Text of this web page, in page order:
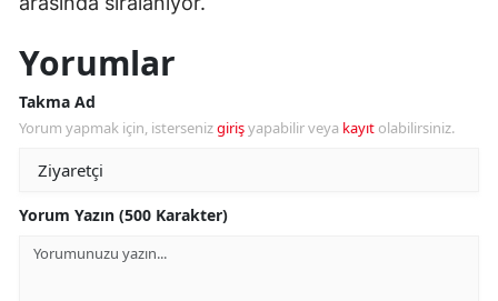
Yorumlar
Takma Ad
Yorum yapmak için, istersenizgirişyapabilir veya kayıt olabilirsiniz.
Yorum Yazın (500 Karakter)